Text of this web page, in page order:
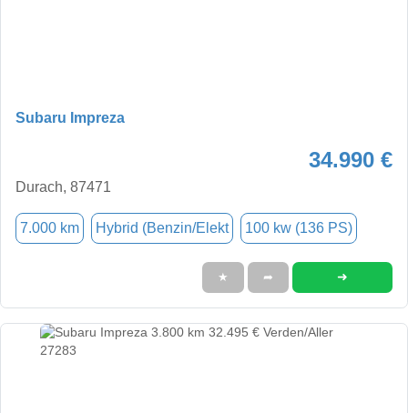
Subaru Impreza
34.990 €
Durach, 87471
7.000 km Hybrid (Benzin/Elekt 100 kw (136 PS)
★ ➦ ➜